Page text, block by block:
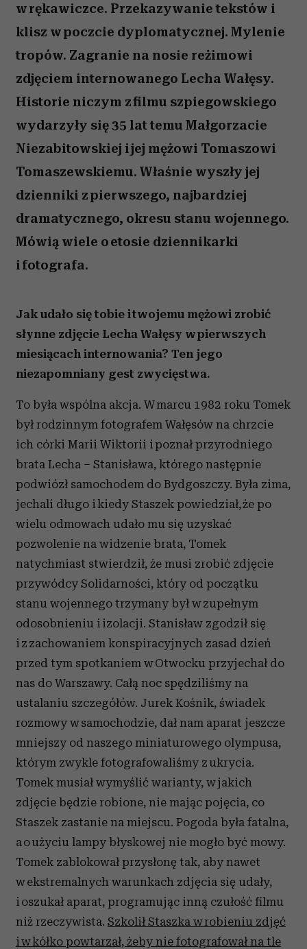
w rękawiczce. Przekazywanie tekstów i
klisz w poczcie dyplomatycznej. Mylenie
tropów. Zagranie na nosie reżimowi
zdjęciem internowanego Lecha Wałęsy.
Historie niczym z filmu szpiegowskiego
wydarzyły się 35 lat temu Małgorzacie
Niezabitowskiej i jej mężowi Tomaszowi
Tomaszewskiemu. Właśnie wyszły jej
dzienniki z pierwszego, najbardziej
dramatycznego, okresu stanu wojennego.
Mówią wiele o etosie dziennikarki
i fotografa.
Jak udało się tobie i twojemu mężowi zrobić
słynne zdjęcie Lecha Wałęsy w pierwszych
miesiącach internowania? Ten jego
niezapomniany gest zwycięstwa.
To była wspólna akcja. W marcu 1982 roku Tomek
był rodzinnym fotografem Wałęsów na chrzcie
ich córki Marii Wiktorii i poznał przyrodniego
brata Lecha – Stanisława, którego następnie
podwiózł samochodem do Bydgoszczy. Była zima,
jechali długo i kiedy Staszek powiedział, że po
wielu odmowach udało mu się uzyskać
pozwolenie na widzenie brata, Tomek
natychmiast stwierdził, że musi zrobić zdjęcie
przywódcy Solidarności, który od początku
stanu wojennego trzymany był w zupełnym
odosobnieniu i izolacji. Stanisław zgodził się
i z zachowaniem konspiracyjnych zasad dzień
przed tym spotkaniem w Otwocku przyjechał do
nas do Warszawy. Całą noc spędziliśmy na
ustalaniu szczegółów. Jurek Kośnik, świadek
rozmowy w samochodzie, dał nam aparat jeszcze
mniejszy od naszego miniaturowego olympusa,
którym zwykle fotografowaliśmy z ukrycia.
Tomek musiał wymyślić warianty, w jakich
zdjęcie będzie robione, nie mając pojęcia, co
Staszek zastanie na miejscu. Pogoda była fatalna,
a o użyciu lampy błyskowej nie mogło być mowy.
Tomek zablokował przysłonę tak, aby nawet
w ekstremalnych warunkach zdjęcia się udały,
i oszukał aparat, programując inną czułość filmu
niż rzeczywista. Szkolił Staszka w robieniu zdjęć
i w kółko powtarzał, żeby nie fotografował na tle